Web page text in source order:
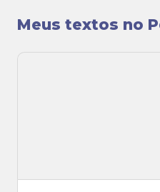
Meus textos no